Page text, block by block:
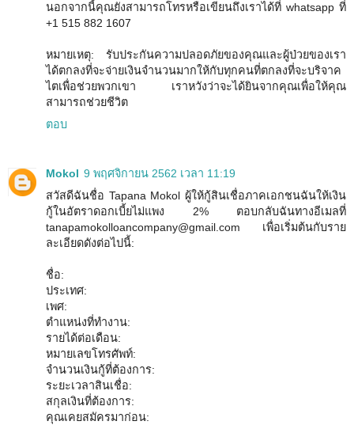
นอกจากนี้คุณยังสามารถโทรหรือเขียนถึงเราได้ที่ whatsapp ที่
+1 515 882 1607
หมายเหตุ: รับประกันความปลอดภัยของคุณและผู้ป่วยของเรา
ได้ตกลงที่จะจ่ายเงินจำนวนมากให้กับทุกคนที่ตกลงที่จะบริจาค
ไตเพื่อช่วยพวกเขา เราหวังว่าจะได้ยินจากคุณเพื่อให้คุณ
สามารถช่วยชีวิต
ตอบ
Mokol 9 พฤศจิกายน 2562 เวลา 11:19
สวัสดีฉันชื่อ Tapana Mokol ผู้ให้กู้สินเชื่อภาคเอกชนฉันให้เงิน
กู้ในอัตราดอกเบี้ยไม่แพง 2% ตอบกลับฉันทางอีเมลที่
tanapamokolloancompany@gmail.com เพื่อเริ่มต้นกับราย
ละเอียดดังต่อไปนี้:
ชื่อ:
ประเทศ:
เพศ:
ตำแหน่งที่ทำงาน:
รายได้ต่อเดือน:
หมายเลขโทรศัพท์:
จำนวนเงินกู้ที่ต้องการ:
ระยะเวลาสินเชื่อ:
สกุลเงินที่ต้องการ:
คุณเคยสมัครมาก่อน: